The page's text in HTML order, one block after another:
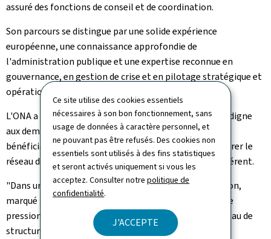
Ce site utilise des cookies essentiels
nécessaires à son bon fonctionnement, sans
usage de données à caractère personnel, et
ne pouvant pas être refusés. Des cookies non
essentiels sont utilisés à des fins statistiques
et seront activés uniquement si vous les
acceptez. Consulter notrepolitique de
confidentialité.
J'ACCEPTE
assuré des fonctions de conseil et de coordination.
Son parcours se distingue par une solide expérience
européenne, une connaissance approfondie de
l'administration publique et une expertise reconnue en
gouvernance, en gestion de crise et en pilotage stratégique et
opérationnel.
L'ONA a pour mission principale de garantir un accueil digne
aux demandeurs de protection internationale et aux
bénéficiaires de protection temporaire, ainsi que de gérer le
réseau des structures d'hébergement temporaire y afférent.
"Dans un contexte international en constante évolution,
marqué par des afflux importants au fil des années, une
pression soutenue sur les capacités d'accueil et un réseau de
structures très hétérogène, l'ONA est confronté à de